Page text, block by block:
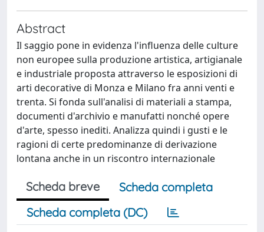
Abstract
Il saggio pone in evidenza l'influenza delle culture
non europee sulla produzione artistica, artigianale
e industriale proposta attraverso le esposizioni di
arti decorative di Monza e Milano fra anni venti e
trenta. Si fonda sull'analisi di materiali a stampa,
documenti d'archivio e manufatti nonché opere
d'arte, spesso inediti. Analizza quindi i gusti e le
ragioni di certe predominanze di derivazione
lontana anche in un riscontro internazionale
Scheda breve
Scheda completa
Scheda completa (DC)